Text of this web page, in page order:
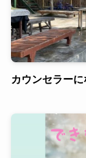
カウンセラー